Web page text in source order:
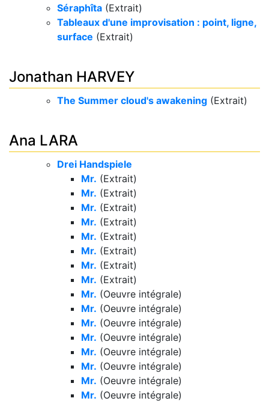
Séraphîta (Extrait)
Tableaux d'une improvisation : point, ligne,
surface (Extrait)
Jonathan HARVEY
The Summer cloud's awakening (Extrait)
Ana LARA
Drei Handspiele
Mr. (Extrait)
Mr. (Extrait)
Mr. (Extrait)
Mr. (Extrait)
Mr. (Extrait)
Mr. (Extrait)
Mr. (Extrait)
Mr. (Extrait)
Mr. (Oeuvre intégrale)
Mr. (Oeuvre intégrale)
Mr. (Oeuvre intégrale)
Mr. (Oeuvre intégrale)
Mr. (Oeuvre intégrale)
Mr. (Oeuvre intégrale)
Mr. (Oeuvre intégrale)
Mr. (Oeuvre intégrale)